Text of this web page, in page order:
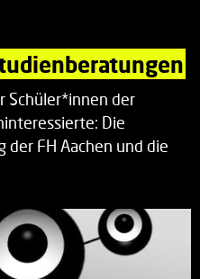
Schüler*innen der
Die
FH Aachen und die